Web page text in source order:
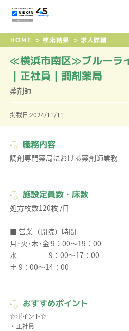
HOME > 検索結果 > 求人詳細
≪横浜市南区≫ブルーラ
｜正社員｜調剤薬局
薬剤師
掲載日:2024/11/11
職務内容
調剤専門薬局における薬剤師業務
施設定員数・床数
処方枚数120枚 /日
■ 営業（開院）時間
月･火･木･金 9：00～19：00
水 9：00～17：00
土 9：00～14：00
おすすめポイント
☆ポイント☆
・正社員